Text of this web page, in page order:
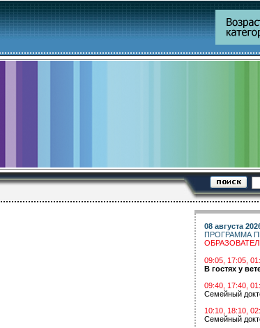
08 августа
ПРОГРАММА
09:05, 17:05,
В гостях у
09:40, 17:40,
Семейный
10:10, 18:10,
Семейный